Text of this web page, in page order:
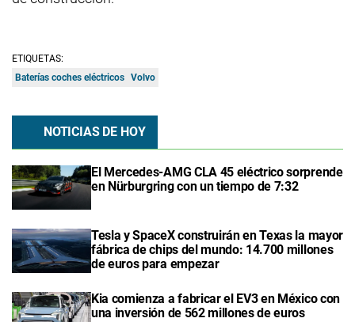
ETIQUETAS:
Baterías coches eléctricos Volvo
NOTICIAS DE HOY
El Mercedes-AMG CLA 45 eléctrico sorprende
en Nürburgring con un tiempo de 7:32
Tesla y SpaceX construirán en Texas la mayor
fábrica de chips del mundo: 14.700 millones
de euros para empezar
Kia comienza a fabricar el EV3 en México con
una inversión de 562 millones de euros